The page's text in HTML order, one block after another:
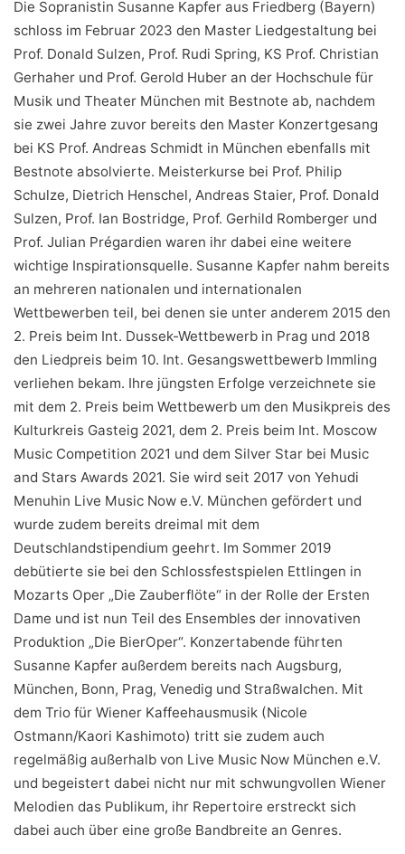
Die Sopranistin Susanne Kapfer aus Friedberg (Bayern)
schloss im Februar 2023 den Master Liedgestaltung bei
Prof. Donald Sulzen, Prof. Rudi Spring, KS Prof. Christian
Gerhaher und Prof. Gerold Huber an der Hochschule für
Musik und Theater München mit Bestnote ab, nachdem
sie zwei Jahre zuvor bereits den Master Konzertgesang
bei KS Prof. Andreas Schmidt in München ebenfalls mit
Bestnote absolvierte. Meisterkurse bei Prof. Philip
Schulze, Dietrich Henschel, Andreas Staier, Prof. Donald
Sulzen, Prof. Ian Bostridge, Prof. Gerhild Romberger und
Prof. Julian Prégardien waren ihr dabei eine weitere
wichtige Inspirationsquelle. Susanne Kapfer nahm bereits
an mehreren nationalen und internationalen
Wettbewerben teil, bei denen sie unter anderem 2015 den
2. Preis beim Int. Dussek-Wettbewerb in Prag und 2018
den Liedpreis beim 10. Int. Gesangswettbewerb Immling
verliehen bekam. Ihre jüngsten Erfolge verzeichnete sie
mit dem 2. Preis beim Wettbewerb um den Musikpreis des
Kulturkreis Gasteig 2021, dem 2. Preis beim Int. Moscow
Music Competition 2021 und dem Silver Star bei Music
and Stars Awards 2021. Sie wird seit 2017 von Yehudi
Menuhin Live Music Now e.V. München gefördert und
wurde zudem bereits dreimal mit dem
Deutschlandstipendium geehrt. Im Sommer 2019
debütierte sie bei den Schlossfestspielen Ettlingen in
Mozarts Oper „Die Zauberflöte“ in der Rolle der Ersten
Dame und ist nun Teil des Ensembles der innovativen
Produktion „Die BierOper“. Konzertabende führten
Susanne Kapfer außerdem bereits nach Augsburg,
München, Bonn, Prag, Venedig und Straßwalchen. Mit
dem Trio für Wiener Kaffeehausmusik (Nicole
Ostmann/Kaori Kashimoto) tritt sie zudem auch
regelmäßig außerhalb von Live Music Now München e.V.
und begeistert dabei nicht nur mit schwungvollen Wiener
Melodien das Publikum, ihr Repertoire erstreckt sich
dabei auch über eine große Bandbreite an Genres.